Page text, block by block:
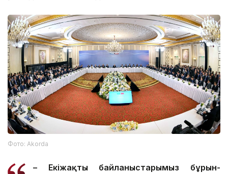
Фото: Аkorda
– Екіжақты байланыстарымыз бұрын-